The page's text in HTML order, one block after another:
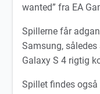
wanted” fra EA
Spillerne får
Samsung,
Galaxy S 4 rigtig
Spillet findes